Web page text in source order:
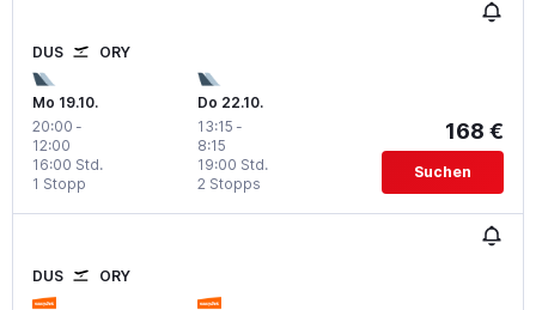
DUS ORY
Mo 19.10.
20:00 -
12:00
1 Stopp
16:00 Std.
Do 22.10.
13:15 -
8:15
2 Stopps
19:00 Std.
168 €
Suchen
DUS ORY